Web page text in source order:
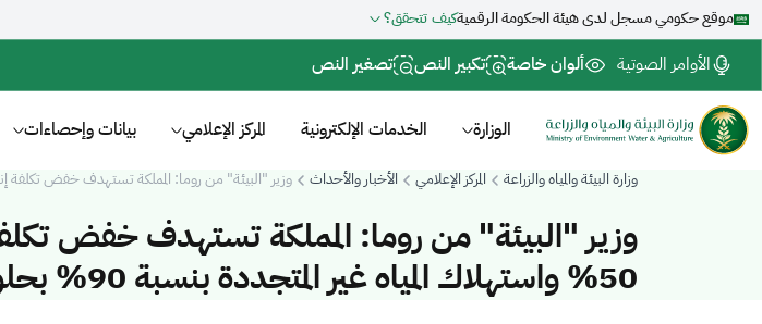
موقع حكومي مسجل لدى هيئة الحكومة الرقميةكيف تتحقق؟
الأوامر الصوتية ألوان خاصة تكبير النص تصغير النص
الوزارة الخدمات الإلكترونية المركز الإعلامي بيانات وإحصاءات
وزارة البيئة والمياه والزراعة المركز الإعلامي الأخبار والأحداث وزير "البيئة" من روما: المملكة تستهدف خفض تكلفة إنتاج المياه بنسبة 50% واستهلاك المياه غير
وزير "البيئة" من روما: المملكة تستهدف خفض تكلفة
50% واستهلاك المياه غير المتجددة بنسبة 90% بحلول 2035